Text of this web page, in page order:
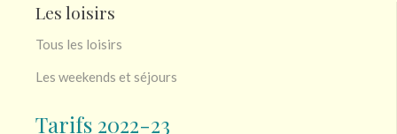
Les loisirs
Tous les loisirs
Les weekends et séjours
Tarifs 2022-23